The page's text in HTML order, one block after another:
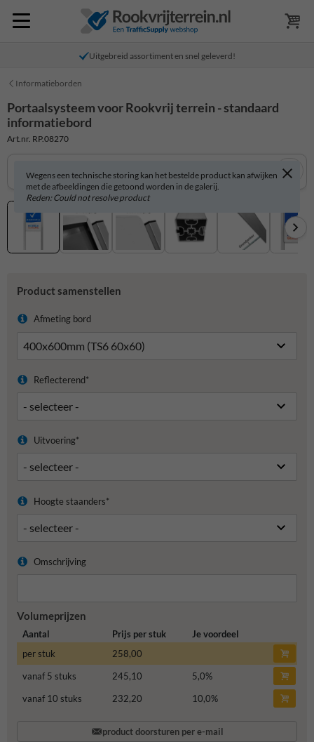
Uitgebreid assortiment en snel geleverd!
Informatieborden
Portaalsysteem voor Rookvrij terrein - standaard
informatiebord
Art.nr. RP.08270
Wegens een technische storing kan het bestelde product kan afwijken
met de afbeeldingen die getoond worden in de galerij.
Reden: Could not resolve product
Product samenstellen
Afmeting bord
Reflecterend*
Uitvoering*
Hoogte staanders*
Omschrijving
Volumeprijzen
Aantal Prijs per stuk
Je voordeel
per stuk
258,00
vanaf 5 stuks
245,10 5,0%
vanaf 10 stuks
232,20 10,0%
product doorsturen per e-mail